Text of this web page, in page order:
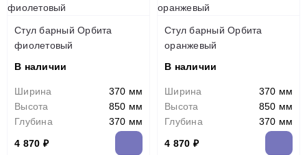
Стул барный Орбита
фиолетовый
В наличии
Ширина
370 мм
Высота
850 мм
Глубина
370 мм
4 870 ₽
Стул барный Орбита
оранжевый
В наличии
Ширина
370 мм
Высота
850 мм
Глубина
370 мм
4 870 ₽